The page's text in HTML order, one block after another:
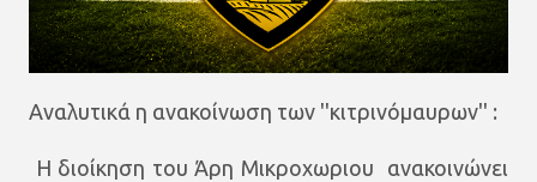
Αναλυτικά η ανακοίνωση των ''κιτρινόμαυρων'' :
Η διοίκηση του Άρη Μικροχωριου ανακοινώνει